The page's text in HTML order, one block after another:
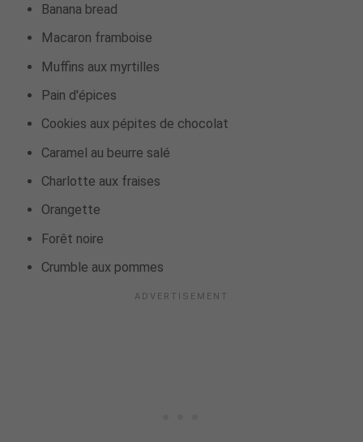
Banana bread
Macaron framboise
Muffins aux myrtilles
Pain d'épices
Cookies aux pépites de chocolat
Caramel au beurre salé
Charlotte aux fraises
Orangette
Forêt noire
Crumble aux pommes